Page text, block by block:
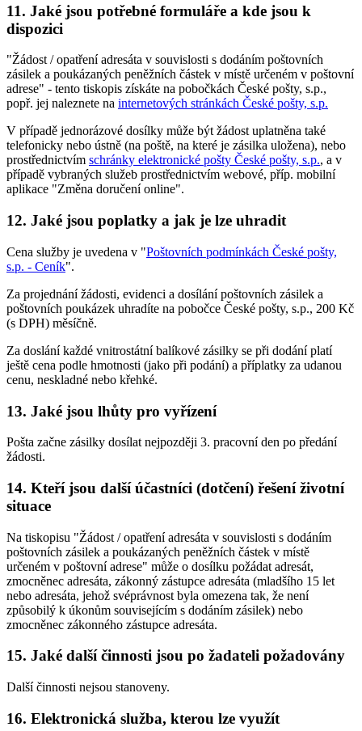
11. Jaké jsou potřebné formuláře a kde jsou k
dispozici
"Žádost / opatření adresáta v souvislosti s dodáním poštovních
zásilek a poukázaných peněžních částek v místě určeném v poštovní
adrese" - tento tiskopis získáte na pobočkách České pošty, s.p.,
popř. jej naleznete na internetových stránkách České pošty, s.p.
V případě jednorázové dosílky může být žádost uplatněna také
telefonicky nebo ústně (na poště, na které je zásilka uložena), nebo
prostřednictvím schránky elektronické pošty České pošty, s.p., a v
případě vybraných služeb prostřednictvím webové, příp. mobilní
aplikace "Změna doručení online".
12. Jaké jsou poplatky a jak je lze uhradit
Cena služby je uvedena v "Poštovních podmínkách České pošty,
s.p. - Ceník".
Za projednání žádosti, evidenci a dosílání poštovních zásilek a
poštovních poukázek uhradíte na pobočce České pošty, s.p., 200 Kč
(s DPH) měsíčně.
Za doslání každé vnitrostátní balíkové zásilky se při dodání platí
ještě cena podle hmotnosti (jako při podání) a příplatky za udanou
cenu, neskladné nebo křehké.
13. Jaké jsou lhůty pro vyřízení
Pošta začne zásilky dosílat nejpozději 3. pracovní den po předání
žádosti.
14. Kteří jsou další účastníci (dotčení) řešení životní
situace
Na tiskopisu "Žádost / opatření adresáta v souvislosti s dodáním
poštovních zásilek a poukázaných peněžních částek v místě
určeném v poštovní adrese" může o dosílku požádat adresát,
zmocněnec adresáta, zákonný zástupce adresáta (mladšího 15 let
nebo adresáta, jehož svéprávnost byla omezena tak, že není
způsobilý k úkonům souvisejícím s dodáním zásilek) nebo
zmocněnec zákonného zástupce adresáta.
15. Jaké další činnosti jsou po žadateli požadovány
Další činnosti nejsou stanoveny.
16. Elektronická služba, kterou lze využít